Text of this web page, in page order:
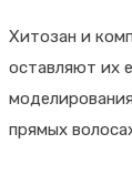
Хитозан и
оставляют их
прямых